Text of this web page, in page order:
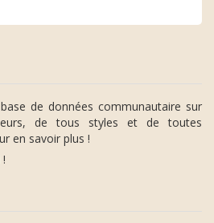
de données communautaire sur
de tous styles et de toutes
en savoir plus !
!